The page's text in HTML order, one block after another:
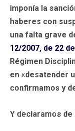
imponía la
haberes con
una falta grave
12/2007, de 22
Régimen
en «desatender
confirmamos y
Y declaramos